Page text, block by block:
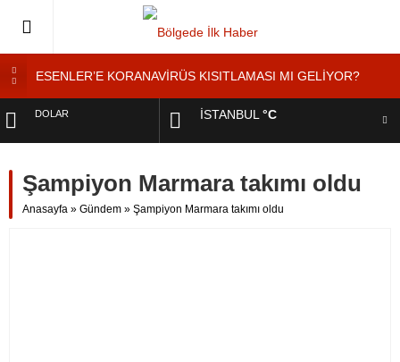
ESENLER’E KORANAVİRÜS KISITLAMASI MI GELİYOR?
ESENLER’DE ”KORONAVİRÜS DENETİMİ”
Esenler’de Yaşayan Genç Kadından ”Ölmek İstemiyorum”
Feryadı
YOL KENARINDA ”MANGALCILAR YANGIN ÇIKARDI”
DOLAR
ALTIN
İSTANBUL°C
Şampiyon Marmara takımı oldu
Anasayfa » Gündem » Şampiyon Marmara takımı oldu